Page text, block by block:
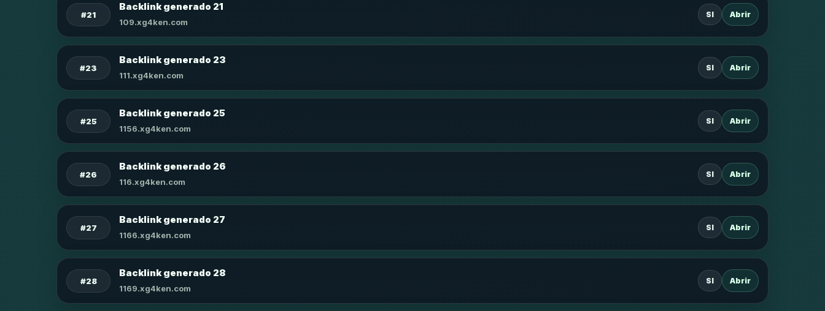
#21
Backlink generado 21
109.xg4ken.com
SI Abrir
#23
Backlink generado 23
111.xg4ken.com
SI Abrir
#25
Backlink generado 25
1156.xg4ken.com
SI Abrir
#26
Backlink generado 26
116.xg4ken.com
SI Abrir
#27
Backlink generado 27
1166.xg4ken.com
SI Abrir
#28
Backlink generado 28
1169.xg4ken.com
SI Abrir